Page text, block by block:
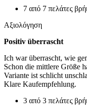
7 από 7 πελάτες
Αξιολόγηση
Positiv überrascht
Ich war überrascht, wie
Schon die mittlere Größe
Variante ist schlicht
Klare Kaufempfehlung.
3 από 3 πελάτες